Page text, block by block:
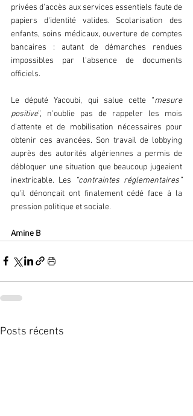
privées d'accès aux services essentiels faute de
papiers d'identité valides. Scolarisation des
enfants, soins médicaux, ouverture de comptes
bancaires : autant de démarches rendues
impossibles par l'absence de documents
officiels.
Le député Yacoubi, qui salue cette “mesure
positive”, n'oublie pas de rappeler les mois
d'attente et de mobilisation nécessaires pour
obtenir ces avancées. Son travail de lobbying
auprès des autorités algériennes a permis de
débloquer une situation que beaucoup jugeaient
inextricable. Les
“contraintes réglementaires”
qu'il dénonçait ont finalement cédé face à la
pression politique et sociale.
Amine B
Posts récents